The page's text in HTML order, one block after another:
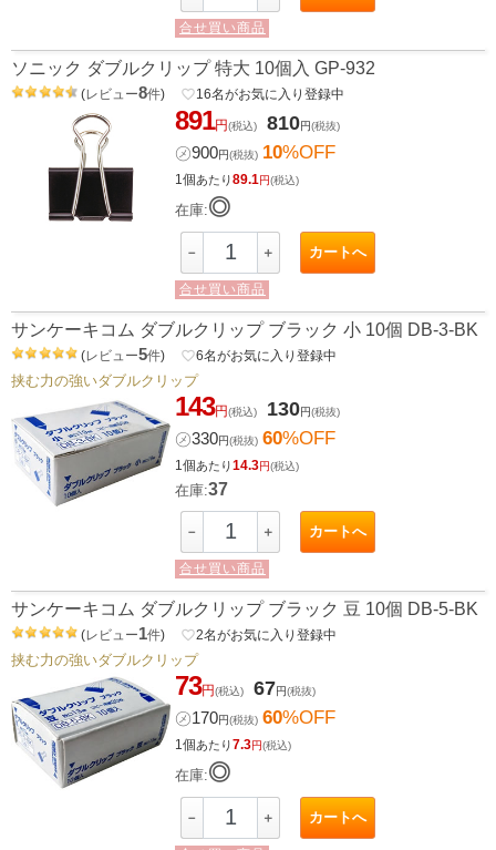
合せ買い商品
ソニック ダブルクリップ 特大 10個入 GP-932
(レビュー8件) favorite_border16名がお気に入り登録中
891円(税込) 810円(税抜)
㋱900円(税抜) 10%OFF
1個あたり89.1円(税込)
在庫:◎
－ ＋ カートへ
合せ買い商品
サンケーキコム ダブルクリップ ブラック 小 10個 DB-3-BK
(レビュー5件) favorite_border6名がお気に入り登録中
挟む力の強いダブルクリップ
143円(税込) 130円(税抜)
㋱330円(税抜) 60%OFF
1個あたり14.3円(税込)
在庫:37
－ ＋ カートへ
合せ買い商品
サンケーキコム ダブルクリップ ブラック 豆 10個 DB-5-BK
(レビュー1件) favorite_border2名がお気に入り登録中
挟む力の強いダブルクリップ
73円(税込) 67円(税抜)
㋱170円(税抜) 60%OFF
1個あたり7.3円(税込)
在庫:◎
－ ＋ カートへ